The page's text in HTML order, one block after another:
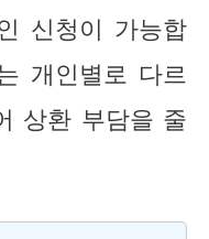
신청이 가능합
개인별로 다르
상환 부담을 줄